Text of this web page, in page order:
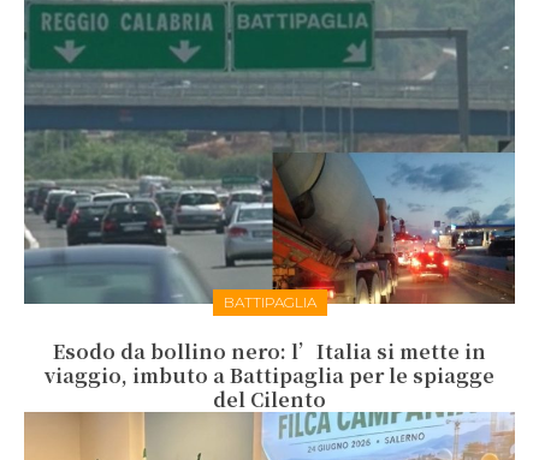
BATTIPAGLIA
Esodo da bollino nero: l’Italia si mette in
viaggio, imbuto a Battipaglia per le spiagge
del Cilento